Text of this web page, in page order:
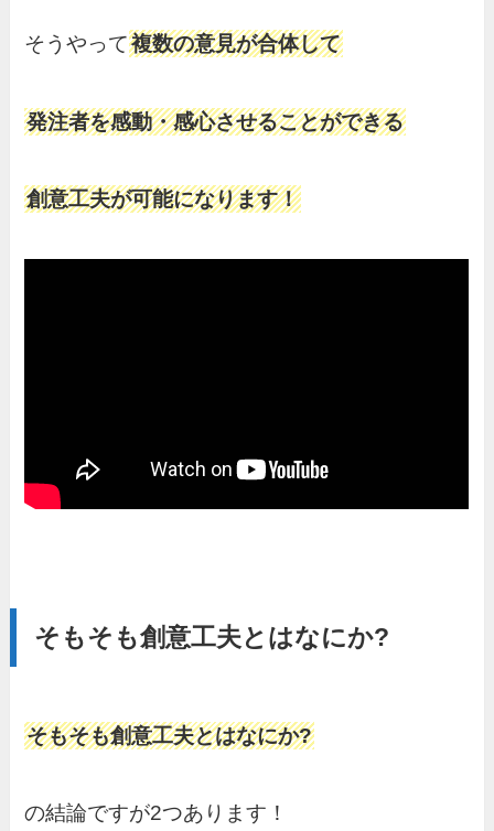
そうやって複数の意見が合体して
発注者を感動・感心させることができる
創意工夫が可能になります！
そもそも創意工夫とはなにか?
そもそも創意工夫とはなにか?
の結論ですが2つあります！